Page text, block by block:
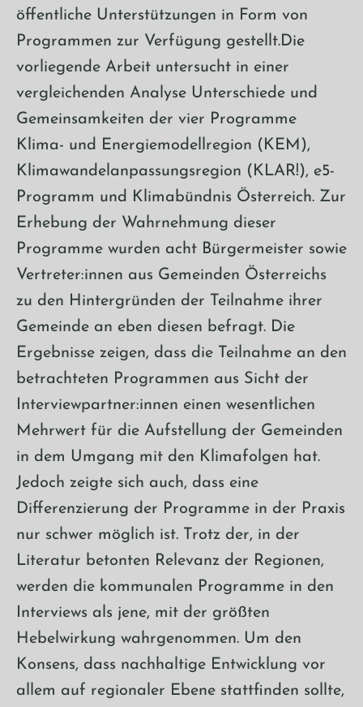
öffentliche Unterstützungen in Form von
Programmen zur Verfügung gestellt.Die
vorliegende Arbeit untersucht in einer
vergleichenden Analyse Unterschiede und
Gemeinsamkeiten der vier Programme
Klima- und Energiemodellregion (KEM),
Klimawandelanpassungsregion (KLAR!), e5-
Programm und Klimabündnis Österreich. Zur
Erhebung der Wahrnehmung dieser
Programme wurden acht Bürgermeister sowie
Vertreter:innen aus Gemeinden Österreichs
zu den Hintergründen der Teilnahme ihrer
Gemeinde an eben diesen befragt. Die
Ergebnisse zeigen, dass die Teilnahme an den
betrachteten Programmen aus Sicht der
Interviewpartner:innen einen wesentlichen
Mehrwert für die Aufstellung der Gemeinden
in dem Umgang mit den Klimafolgen hat.
Jedoch zeigte sich auch, dass eine
Differenzierung der Programme in der Praxis
nur schwer möglich ist. Trotz der, in der
Literatur betonten Relevanz der Regionen,
werden die kommunalen Programme in den
Interviews als jene, mit der größten
Hebelwirkung wahrgenommen. Um den
Konsens, dass nachhaltige Entwicklung vor
allem auf regionaler Ebene stattfinden sollte,